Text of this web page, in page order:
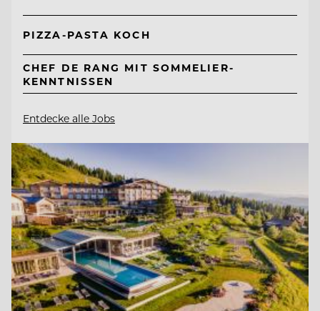
PIZZA-PASTA KOCH
CHEF DE RANG MIT SOMMELIER-
KENNTNISSEN
Entdecke alle Jobs